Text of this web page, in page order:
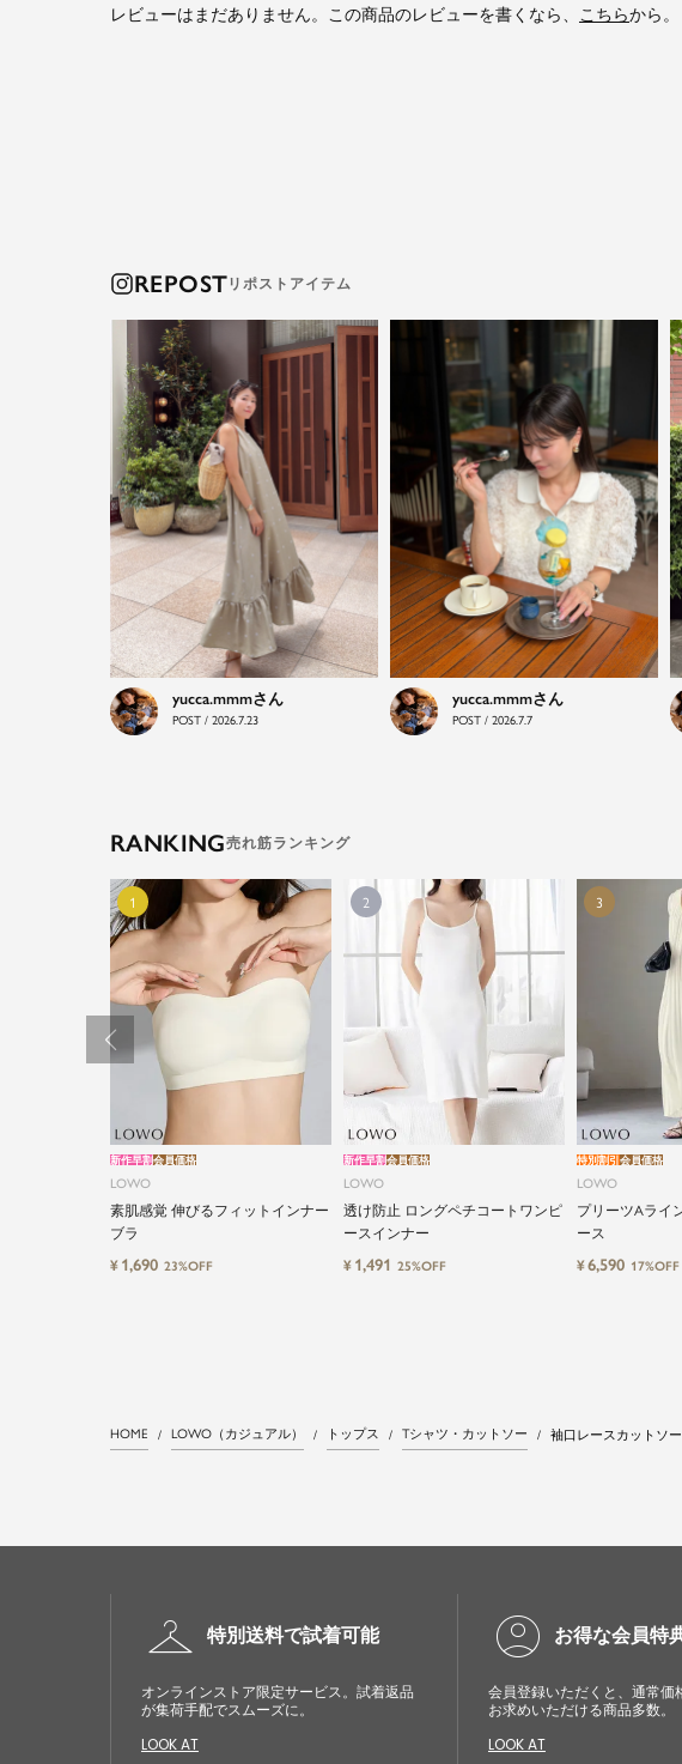
レビューはまだありません。この商品のレビューを書くなら、 こちらから。
気軽に
入れた
LOWO（
バッグ
にライン
毎日のコ
に、ちょ
LOWO
REPOST
yucca.mmm
POST / 2026.7.23
yucca.mmm
POST / 2026.7.7
RANKING
LOWO
素肌感覚 伸びるフィットインナー
ブラ
新作早割会員価格
¥ 1,690 23%OFF
LOWO
透け防止 ロングペチコートワンピ
ースインナー
新作早割会員価格
¥ 1,491 25%OFF
LOWO
プリーツAライ
ース
特別割引会員価格
¥6,590 17%OFF
HOME LOWO（カジュアル） トップス Tシャツ・カットソー 袖口レースカットソー
checkroom 特別送料で試着可能
オンラインストア限定サービス。試着返品
が集荷手配でスムーズに。
LOOK AT
account_circle お得な会員特
会員登録いただくと、通常価
お求めいただける商品多数。
LOOK AT